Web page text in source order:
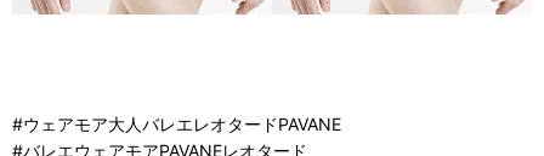
#ウェアモア大人バレエレオタードPAVANE
#バレエウェアモアPAVANEレオタード